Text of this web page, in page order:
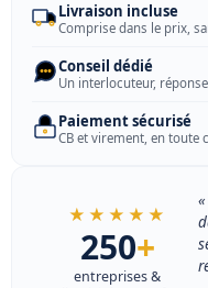
Livraison incluse
Comprise dans le prix,
Conseil dédié
Un interlocuteur,
Paiement sécurisé
CB et virement, en toute
★★★★★
250+
entreprises &